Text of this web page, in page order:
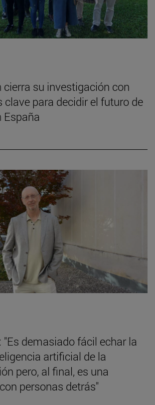
cierra su investigación con
clave para decidir el futuro de
España
"Es demasiado fácil echar la
artificial de la
pero, al final, es una
personas detrás"